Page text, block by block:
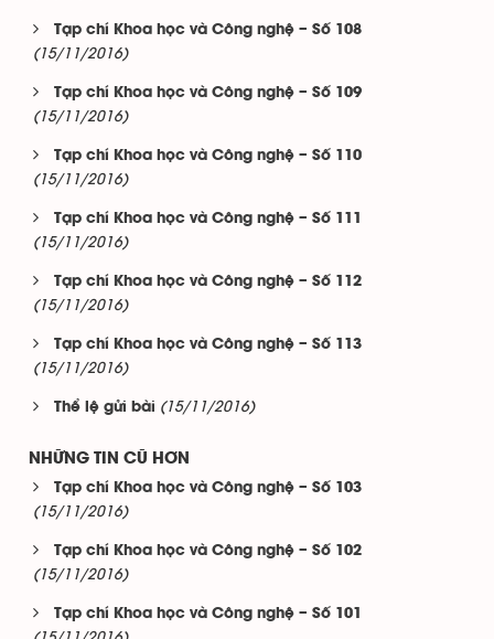
Tạp chí Khoa học và Công nghệ – Số 108
(15/11/2016)
Tạp chí Khoa học và Công nghệ – Số 109
(15/11/2016)
Tạp chí Khoa học và Công nghệ – Số 110
(15/11/2016)
Tạp chí Khoa học và Công nghệ – Số 111
(15/11/2016)
Tạp chí Khoa học và Công nghệ – Số 112
(15/11/2016)
Tạp chí Khoa học và Công nghệ – Số 113
(15/11/2016)
Thể lệ gửi bài (15/11/2016)
NHỮNG TIN CŨ HƠN
Tạp chí Khoa học và Công nghệ – Số 103
(15/11/2016)
Tạp chí Khoa học và Công nghệ – Số 102
(15/11/2016)
Tạp chí Khoa học và Công nghệ – Số 101